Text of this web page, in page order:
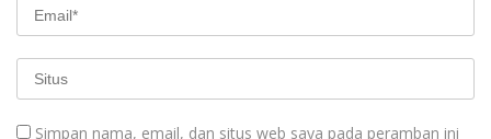
Simpan nama, email, dan situs web saya pada peramban ini